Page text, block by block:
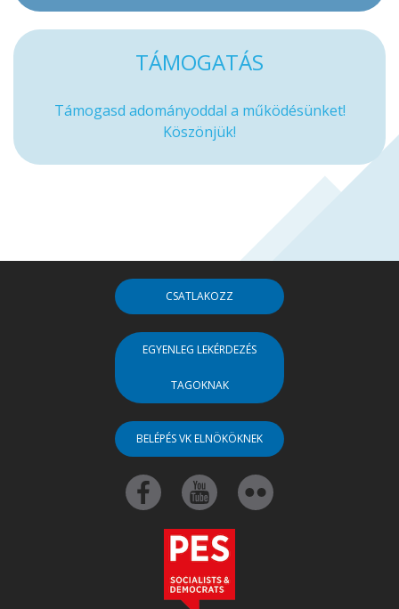
TÁMOGATÁS
Támogasd adományoddal a működésünket!
Köszönjük!
CSATLAKOZZ
EGYENLEG LEKÉRDEZÉS
TAGOKNAK
BELÉPÉS VK ELNÖKÖKNEK